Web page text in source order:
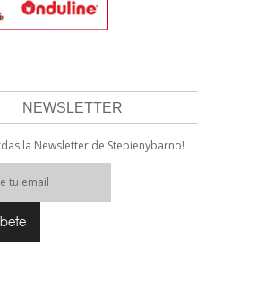
NEWSLETTER
la Newsletter de Stepienybarno!